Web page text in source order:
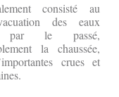
consisté au
des eaux
par le passé,
la chaussée,
crues et